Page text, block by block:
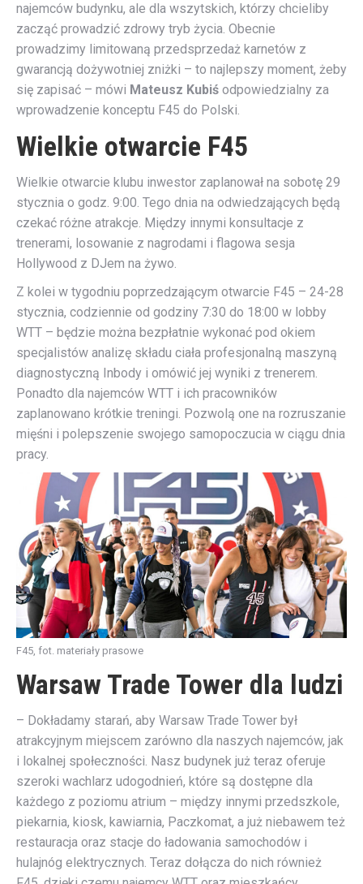
najemców budynku, ale dla wszytskich, którzy chcieliby
zacząć prowadzić zdrowy tryb życia. Obecnie
prowadzimy limitowaną przedsprzedaż karnetów z
gwarancją dożywotniej zniżki – to najlepszy moment, żeby
się zapisać – mówi Mateusz Kubiś odpowiedzialny za
wprowadzenie konceptu F45 do Polski.
Wielkie otwarcie F45
Wielkie otwarcie klubu inwestor zaplanował na sobotę 29
stycznia o godz. 9:00. Tego dnia na odwiedzających będą
czekać różne atrakcje. Między innymi konsultacje z
trenerami, losowanie z nagrodami i flagowa sesja
Hollywood z DJem na żywo.
Z kolei w tygodniu poprzedzającym otwarcie F45 – 24-28
stycznia, codziennie od godziny 7:30 do 18:00 w lobby
WTT – będzie można bezpłatnie wykonać pod okiem
specjalistów analizę składu ciała profesjonalną maszyną
diagnostyczną Inbody i omówić jej wyniki z trenerem.
Ponadto dla najemców WTT i ich pracowników
zaplanowano krótkie treningi. Pozwolą one na rozruszanie
mięśni i polepszenie swojego samopoczucia w ciągu dnia
pracy.
F45, fot. materiały prasowe
Warsaw Trade Tower dla ludzi
– Dokładamy starań, aby Warsaw Trade Tower był
atrakcyjnym miejscem zarówno dla naszych najemców, jak
i lokalnej społeczności. Nasz budynek już teraz oferuje
szeroki wachlarz udogodnień, które są dostępne dla
każdego z poziomu atrium – między innymi przedszkole,
piekarnia, kiosk, kawiarnia, Paczkomat, a już niebawem też
restauracja oraz stacje do ładowania samochodów i
hulajnóg elektrycznych. Teraz dołącza do nich również